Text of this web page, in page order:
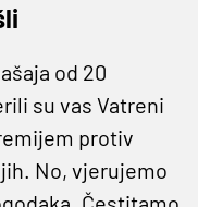
od 20
su vas Vatreni
protiv
No, vjerujemo